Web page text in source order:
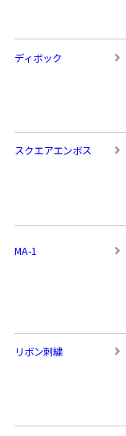
ディボック
スクエアエンボス
MA-1
リボン刺繍